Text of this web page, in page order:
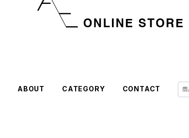
ABOUT CATEGORY CONTACT